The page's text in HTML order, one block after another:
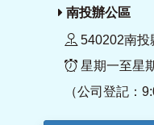
南投辦公區
540202南投
星期一至星
（公司登記：